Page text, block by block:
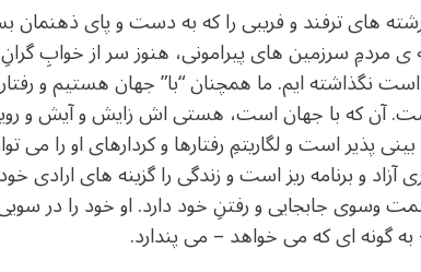
های ترفند و فریبی را که به دست و پای ذهنمان
ی مردمِ سرزمین های پیرامونی، هنوز سر از خوابِ
نگذاشته ایم. ما همچنان “با” جهان هستیم و
آن که با جهان است، هستی اش زایش و آیش و
پذیر است و لگاریتمِ رفتارها و کردارهای او را می
و برنامه ریز است و زندگی را گزینه های ارادی
جابجایی و رفتنِ خود دارد. او خود را در
گونه ای که می خواهد – می پندارد.